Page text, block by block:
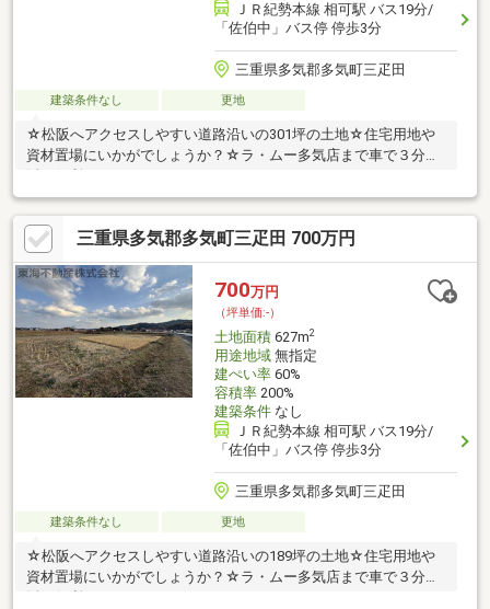
ＪＲ紀勢本線 相可駅 バス19分/
「佐伯中」バス停 停歩3分
三重県多気郡多気町三疋田
建築条件なし 更地
☆松阪へアクセスしやすい道路沿いの301坪の土地☆住宅用地や
資材置場にいかがでしょうか？☆ラ・ムー多気店まで車で３分生
三重県多気郡多気町三疋田 700万円
700万円
（坪単価:-）
土地面積627m2
用途地域無指定
建ぺい率60%
容積率200%
建築条件なし
ＪＲ紀勢本線 相可駅 バス19分/
「佐伯中」バス停 停歩3分
三重県多気郡多気町三疋田
建築条件なし 更地
☆松阪へアクセスしやすい道路沿いの189坪の土地☆住宅用地や
資材置場にいかがでしょうか？☆ラ・ムー多気店まで車で３分生